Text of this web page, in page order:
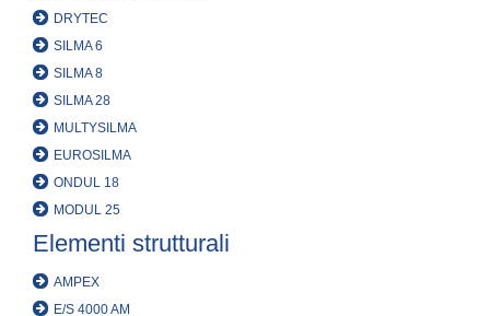
DRYTEC
SILMA 6
SILMA 8
SILMA 28
MULTYSILMA
EUROSILMA
ONDUL 18
MODUL 25
Elementi strutturali
AMPEX
E/S 4000 AM